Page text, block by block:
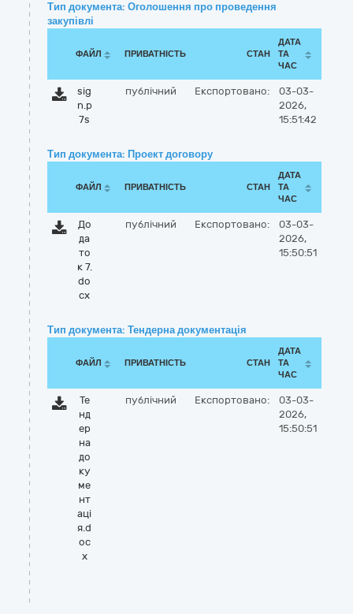
Тип документа: Оголошення про проведення
закупівлі
ФАЙЛ ПРИВАТНІСТЬ СТАН
ДАТА
ТА
ЧАС
sig
n.p
7s
публічний Експортовано:
03-03-
2026,
15:51:42
Тип документа: Проект договору
ФАЙЛ ПРИВАТНІСТЬ СТАН
ДАТА
ТА
ЧАС
До
да
то
к 7.
do
cx
публічний Експортовано:
03-03-
2026,
15:50:51
Тип документа: Тендерна документація
ФАЙЛ ПРИВАТНІСТЬ СТАН
ДАТА
ТА
ЧАС
Те
нд
ер
на
до
ку
ме
нт
аці
я.d
oc
x
публічний Експортовано:
03-03-
2026,
15:50:51